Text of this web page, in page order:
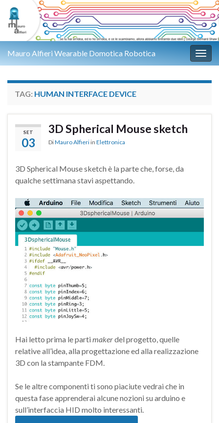
Mauro Alfieri Wearable Domotica Robotica
TAG: HUMAN INTERFACE DEVICE
SET
03
3D Spherical Mouse sketch
DiMauro Alfieri in Elettronica
3D Spherical Mouse sketch è la parte che, forse, da
qualche settimana stavi aspettando.
Hai letto prima le parti makerdel progetto, quelle
relative all’idea, alla progettazione ed alla realizzazione
3D con la stampante FDM.
Se le altre componenti ti sono piaciute vedrai che in
questa fase apprenderai alcune nozioni su arduino e
sull’interfaccia HID molto interessanti.